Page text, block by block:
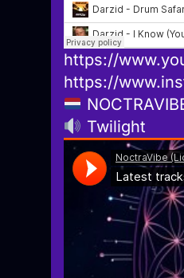
https://
https://
Twilight